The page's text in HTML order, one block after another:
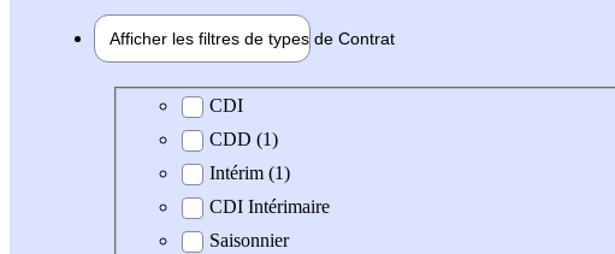
Afficher les filtres de types de Contrat
Type de contrat
CDI
CDD (1)
Intérim (1)
CDI Intérimaire
Saisonnier